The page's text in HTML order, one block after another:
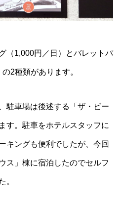
（1,000円／日）とバレットパ
2種類があります。
駐車場は後述する「ザ・ビー
す。駐車をホテルスタッフに
キングも便利でしたが、今回
ス」棟に宿泊したのでセルフ
。